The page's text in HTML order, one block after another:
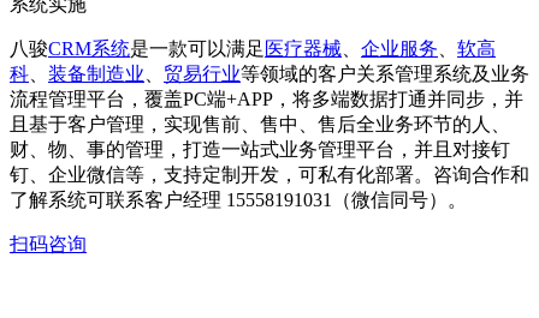
八骏CRM系统是一款可以满足 医疗器械 企业服务
软高
科
装备制造业 贸易行业等领域的客户关系管理系统及业务
流程管理平台，覆盖PC端+APP，将多端数据打通并同步，并
且基于客户管理，实现售前、售中、售后全业务环节的人、
财、物、事的管理，打造一站式业务管理平台，并且对接钉
钉、企业微信等，支持定制开发，可私有化部署。咨询合作和
了解系统可联系客户经理 15558191031（微信同号）。
扫码咨询